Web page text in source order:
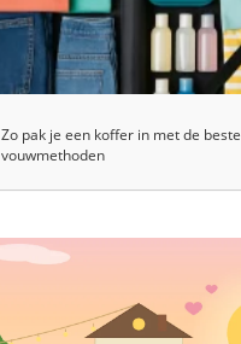
Zo pak je een koffer in met de beste
vouwmethoden